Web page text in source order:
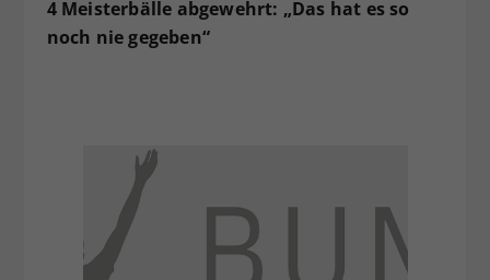
4 Meisterbälle abgewehrt: „Das hat es so
noch nie gegeben“